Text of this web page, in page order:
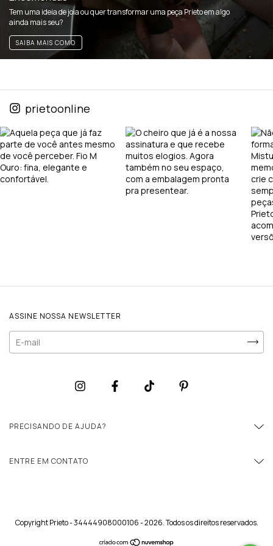
Tem uma ideia de joia ou quer transformar uma peça Prieto em algo
ainda mais seu?
SAIBA MAIS COMO
prietoonline
ASSINE NOSSA NEWSLETTER
PRECISANDO DE AJUDA?
ENTRE EM CONTATO
Copyright Prieto - 34444908000106 - 2026. Todos os direitos reservados.